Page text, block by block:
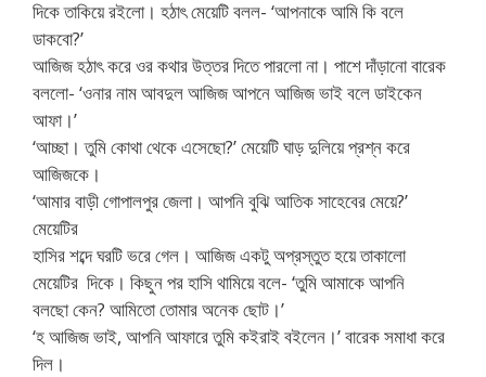
দিকে তাকিয়ে রইলো। হঠাৎ মেয়েটি বলল- ‘আপনাকে আমি কি বলে
ডাকবো?’
আজিজ হঠাৎ করে ওর কথার উত্তর দিতে পারলো না। পাশে দাঁড়ানো বারেক
বললো- ‘ওনার নাম আবদুল আজিজ আপনে আজিজ ভাই বলে ডাইকেন
আফা।’
‘আচ্ছা। তুমি কোথা থেকে এসেছো?’ মেয়েটি ঘাড় দুলিয়ে প্রশ্ন করে
আজিজকে।
‘আমার বাড়ী গোপালপুর জেলা। আপনি বুঝি আতিক সাহেবের মেয়ে?’
মেয়েটির
হাসির শব্দে ঘরটি ভরে গেল। আজিজ একটু অপ্রস্তুত হয়ে তাকালো
মেয়েটির দিকে। কিছুন পর হাসি থামিয়ে বলে- ‘তুমি আমাকে আপনি
বলছো কেন? আমিতো তোমার অনেক ছোট।’
‘হ আজিজ ভাই, আপনি আফারে তুমি কইরাই বইলেন।’ বারেক সমাধা করে
দিল।